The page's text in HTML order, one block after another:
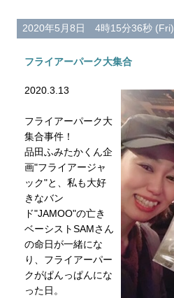
2020年5月8日 4時15分36秒 (Fri)
フライアーパーク大集合
2020.3.13
フライアーパーク大
集合事件！
品田ふみたかくん企
画"フライアージャ
ック"と、私も大好
きなバン
ド"JAMOO"の亡き
ベーシストSAMさん
の命日が一緒にな
り、フライアーパー
クがぱんっぱんにな
った日。